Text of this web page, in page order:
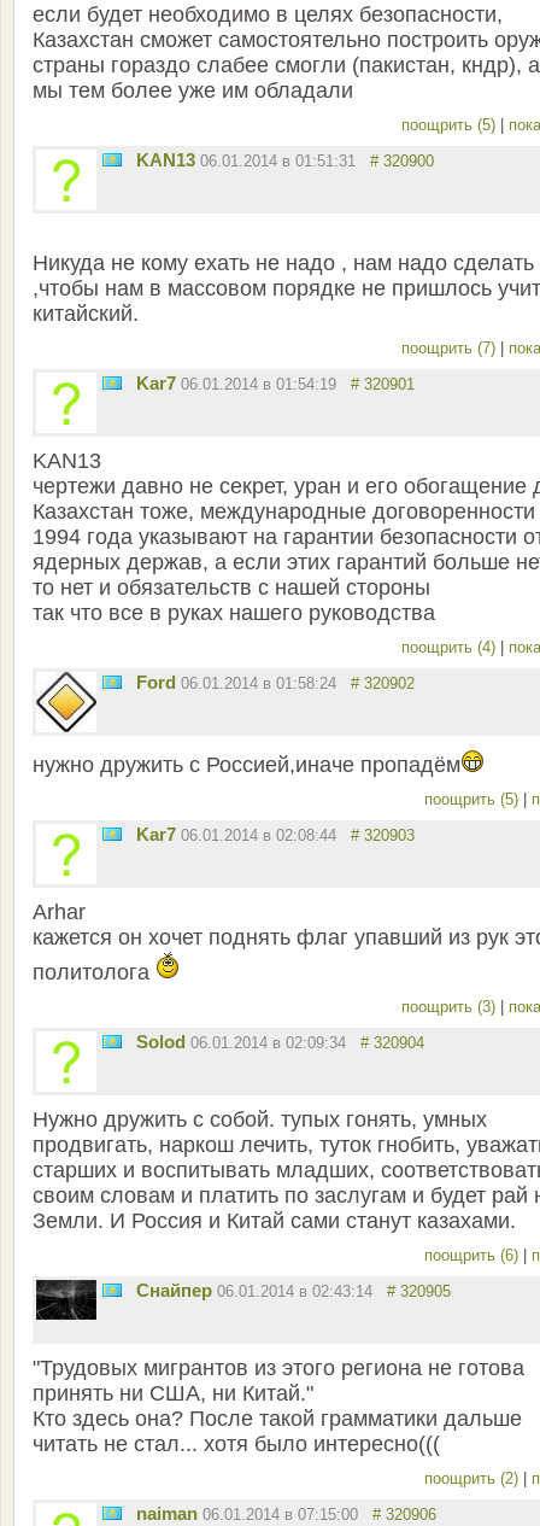
если будет необходимо в целях безопасности,
Казахстан сможет самостоятельно построить
страны гораздо слабее смогли (пакистан, кндр), а
мы тем более уже им обладали
поощрить (5)
KAN13 06.01.2014 в 01:51:31 # 320900
Никуда не кому ехать не надо , нам надо сделать
,чтобы нам в массовом порядке не пришлось
китайский.
поощрить (7)
Kar7 06.01.2014 в 01:54:19 # 320901
KAN13
чертежи давно не секрет, уран и его обогащение
Казахстан тоже, международные договоренности
1994 года указывают на гарантии безопасности
ядерных держав, а если этих гарантий больше
то нет и обязательств с нашей стороны
так что все в руках нашего руководства
поощрить (4)
Ford 06.01.2014 в 01:58:24 # 320902
нужно дружить с Россией,иначе пропадём
поощрить (5)
Kar7 06.01.2014 в 02:08:44 # 320903
Arhar
кажется он хочет поднять флаг упавший из рук
политолога
поощрить (3)
Solod 06.01.2014 в 02:09:34 # 320904
Нужно дружить с собой. тупых гонять, умных
продвигать, наркош лечить, туток гнобить,
старших и воспитывать младших,
своим словам и платить по заслугам и будет рай
Земли. И Россия и Китай сами станут казахами.
поощрить (6)
Снайпер 06.01.2014 в 02:43:14 # 320905
"Трудовых мигрантов из этого региона не готова
принять ни США, ни Китай."
Кто здесь она? После такой грамматики дальше
читать не стал... хотя было интересно(((
поощрить (2)
naiman 06.01.2014 в 07:15:00 # 320906